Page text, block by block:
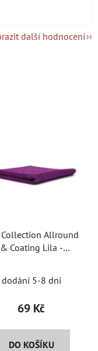
další hodnocení
Allround
& Coating Lila -
dodání 5-8 dní
69 Kč
DO KOŠÍKU